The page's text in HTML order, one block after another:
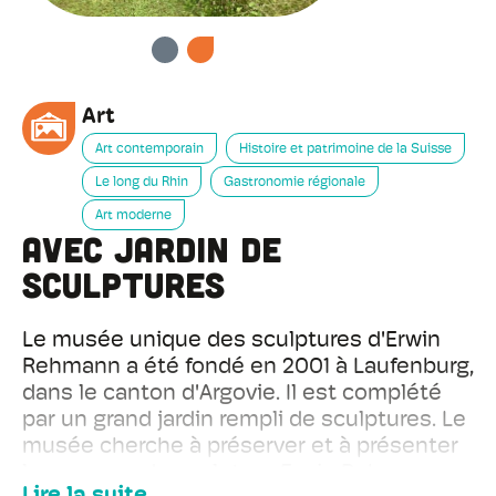
PRÉCÉDENT
SUIVANT
Art
Art contemporain Histoire et patrimoine de la Suisse
Le long du Rhin Gastronomie régionale
Art moderne
avec jardin de
sculptures
Le musée unique des sculptures d'Erwin
Rehmann a été fondé en 2001 à Laufenburg,
dans le canton d'Argovie. Il est complété
par un grand jardin rempli de sculptures. Le
musée cherche à préserver et à présenter